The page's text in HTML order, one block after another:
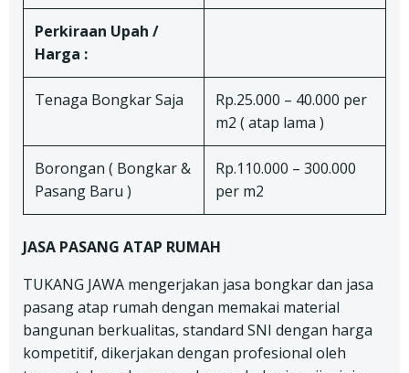
Perkiraan Upah /
Harga :
Tenaga Bongkar Saja
Rp.25.000 – 40.000 per
m2 ( atap lama )
Borongan ( Bongkar &
Pasang Baru )
Rp.110.000 – 300.000
per m2
JASA PASANG ATAP RUMAH
TUKANG JAWA mengerjakan jasa bongkar dan jasa
pasang atap rumah dengan memakai material
bangunan berkualitas, standard SNI dengan harga
kompetitif, dikerjakan dengan profesional oleh